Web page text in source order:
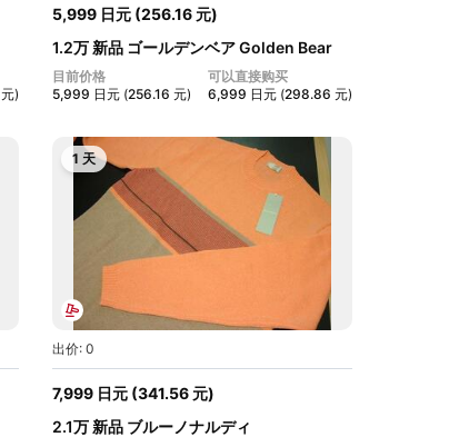
元)
5,999 日元 (256.16 元)
1.2万 新品 ゴールデンベア Golden Bear
メ...
目前价格
5,999 日元 (256.16 元)
可以直接购买
6,999 日元 (298.86 元)
1 天
出价: 0
7,999 日元 (341.56 元)
2.1万 新品 ブルーノナルディ